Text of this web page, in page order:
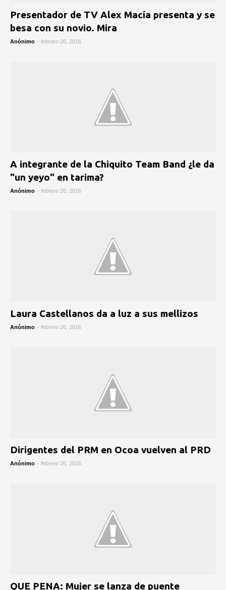
Presentador de TV Alex Macía presenta y se
besa con su novio. Mira
Anónimo - febrero 26, 2016
A integrante de la Chiquito Team Band ¿le da
"un yeyo" en tarima?
Anónimo - febrero 26, 2016
Laura Castellanos da a luz a sus mellizos
Anónimo - febrero 26, 2016
Dirigentes del PRM en Ocoa vuelven al PRD
Anónimo - febrero 26, 2016
QUE PENA: Mujer se lanza de puente